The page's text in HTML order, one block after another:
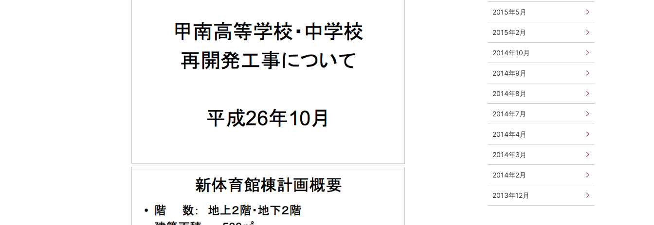
2015年5月
2015年2月
2014年10月
2014年9月
2014年8月
2014年7月
2014年4月
2014年3月
2014年2月
2013年12月